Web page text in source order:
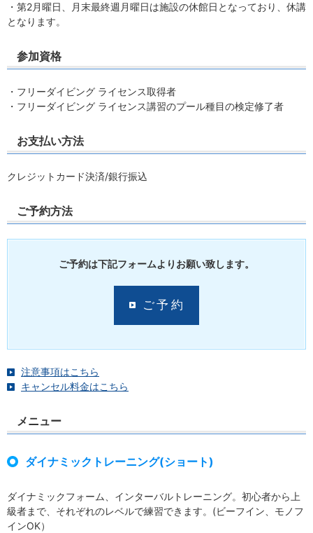
・第2月曜日、月末最終週月曜日は施設の休館日となっており、休講
となります。
参加資格
・フリーダイビング ライセンス取得者
・フリーダイビング ライセンス講習のプール種目の検定修了者
お支払い方法
クレジットカード決済/銀行振込
ご予約方法
ご予約は下記フォームよりお願い致します。
ご予約
注意事項はこちら
キャンセル料金はこちら
メニュー
ダイナミックトレーニング(ショート)
ダイナミックフォーム、インターバルトレーニング。初心者から上
級者まで、それぞれのレベルで練習できます。(ビーフイン、モノフ
インOK）